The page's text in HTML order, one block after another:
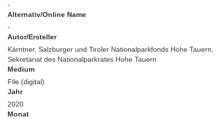
-
Alternativ/Online Name
-
Autor/Ersteller
Kärntner, Salzburger und Tiroler Nationalparkfonds Hohe Tauern,
Sekretariat des Nationalparkrates Hohe Tauern
Medium
File (digital)
Jahr
2020
Monat